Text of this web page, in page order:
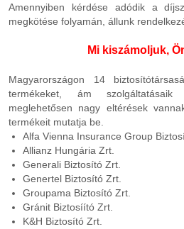
Amennyiben kérdése adódik a
megkötése folyamán, állunk
Mi kiszámoljuk,
Magyarországon 14
termékeket, ám
meglehetősen nagy eltérések
termékeit mutatja be.
Alfa Vienna Insurance Group
Allianz Hungária Zrt.
Generali Biztosító Zrt.
Genertel Biztosító Zrt.
Groupama Biztosító Zrt.
Gránit Biztosíító Zrt.
K&H Biztosító Zrt.